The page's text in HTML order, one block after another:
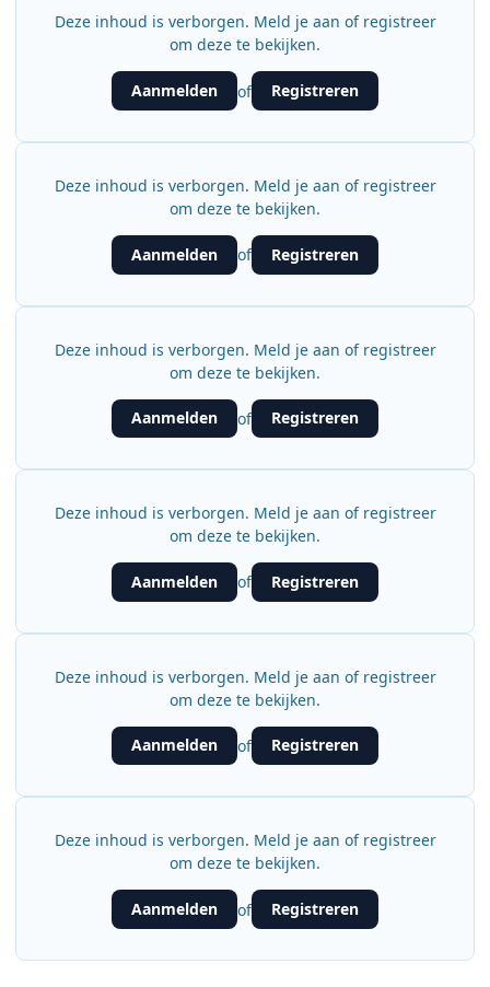
Deze inhoud is verborgen. Meld je aan of registreer
om deze te bekijken.
Aanmelden of Registreren
Deze inhoud is verborgen. Meld je aan of registreer
om deze te bekijken.
Aanmelden of Registreren
Deze inhoud is verborgen. Meld je aan of registreer
om deze te bekijken.
Aanmelden of Registreren
Deze inhoud is verborgen. Meld je aan of registreer
om deze te bekijken.
Aanmelden of Registreren
Deze inhoud is verborgen. Meld je aan of registreer
om deze te bekijken.
Aanmelden of Registreren
Deze inhoud is verborgen. Meld je aan of registreer
om deze te bekijken.
Aanmelden of Registreren